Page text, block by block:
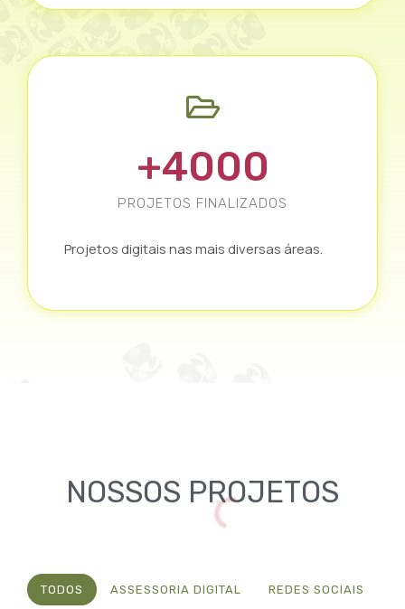
+4000
PROJETOS FINALIZADOS
Projetos digitais nas mais diversas áreas.
NOSSOS PROJETOS
TODOS ASSESSORIA DIGITAL REDES SOCIAIS